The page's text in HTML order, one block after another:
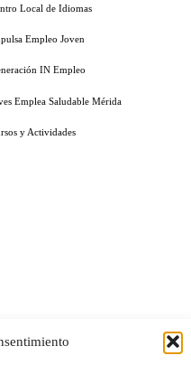
Local de Idiomas
Empleo Joven
IN Empleo
Emplea Saludable Mérida
y Actividades